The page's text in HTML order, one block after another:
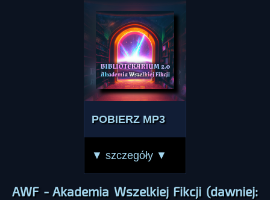
POBIERZ MP3
▼ szczegóły ▼
AWF - Akademia Wszelkiej Fikcji (dawniej: